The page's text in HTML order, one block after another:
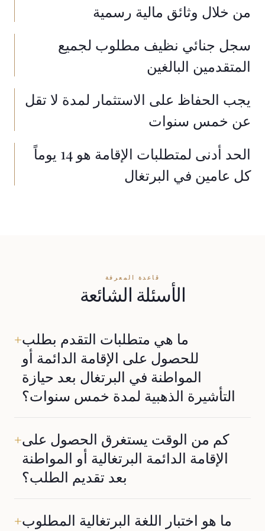
من خلال وثائق مالية رسمية
سجل جنائي نظيف مطلوب لجميع
المتقدمين البالغين
يجب الحفاظ على الاستثمار لمدة لا تقل
عن خمس سنوات
الحد أدنى لمتطلبات الإقامة هو 14 يوماً
كل عامين في البرتغال
قاعدة المعرفة
الأسئلة الشائعة
ما هي متطلبات التقدم بطلب
للحصول على الإقامة الدائمة أو
المواطنة في البرتغال بعد حيازة
التأشيرة الذهبية لمدة خمس سنوات؟
+
الأدنى لمتطلبات الإقامة المتمثلة في العيش لمدة 5 سنوات في
البرتغال، وامتلاك سجل جنائي نظيف، وبالنسبة للمواطنة، اجتياز
اختبار اللغة البرتغالية الأساسي (مستوى A2).
كم من الوقت يستغرق الحصول على
الإقامة الدائمة البرتغالية أو المواطنة
بعد تقديم الطلب؟
+
المعالجة الحكومية.
ما هو اختبار اللغة البرتغالية المطلوب+